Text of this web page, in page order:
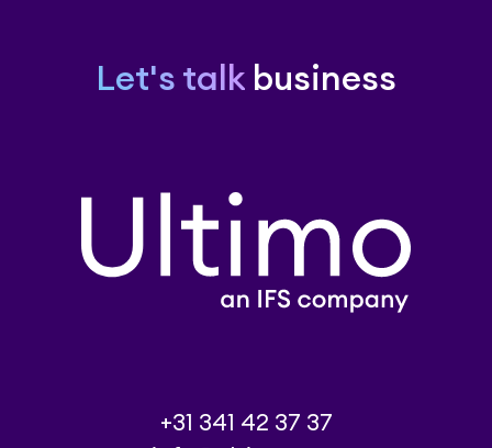
Let's talk business
+31 341 42 37 37